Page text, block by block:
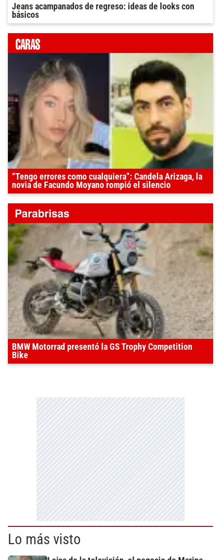
Jeans acampanados de regreso: ideas de looks con
básicos
“Tengo errores como cualquiera”: Candela Arizaga, la
novia de Facundo Moyano rompió el silencio
BMW Motorrad presentó la GS Trophy Competition
Bike
Lo más visto